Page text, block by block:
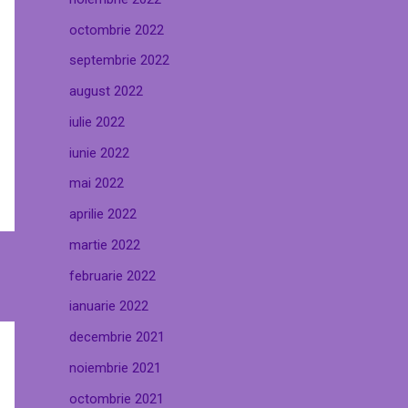
octombrie 2022
septembrie 2022
august 2022
iulie 2022
iunie 2022
mai 2022
aprilie 2022
martie 2022
februarie 2022
ianuarie 2022
decembrie 2021
noiembrie 2021
octombrie 2021